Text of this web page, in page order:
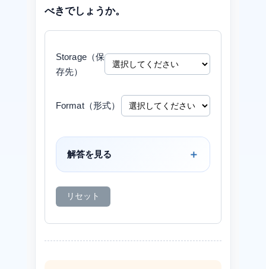
べきでしょうか。
Storage（保
存先）
Format（形式）
解答を見る
リセット